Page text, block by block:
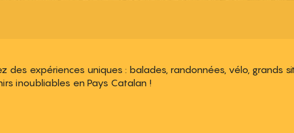
expériences uniques : balades, randonnées, vélo, grands
inoubliables en Pays Catalan !